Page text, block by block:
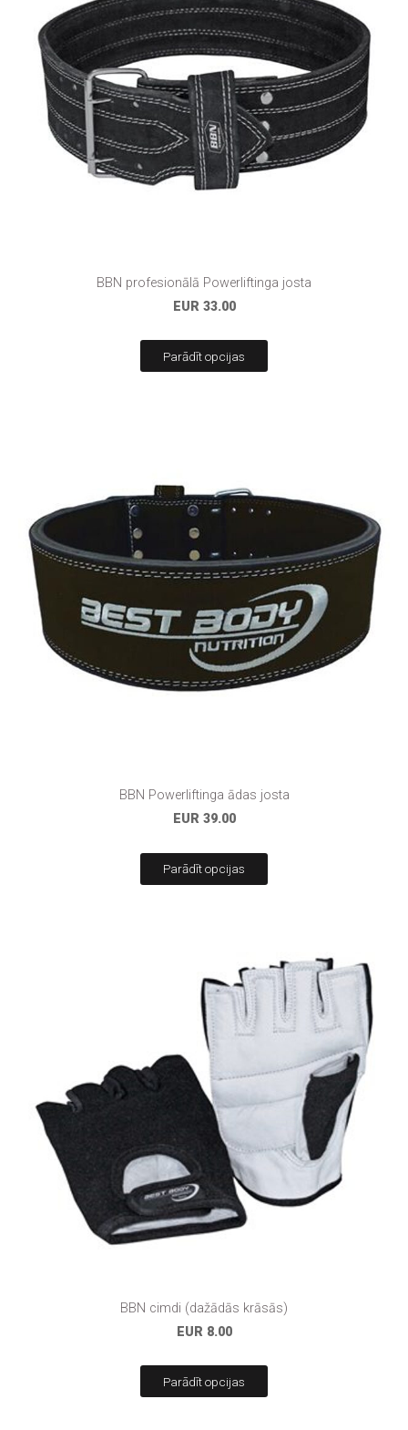
BBN profesionālā Powerliftinga josta
EUR 33.00
Parādīt opcijas
BBN Powerliftinga ādas josta
EUR 39.00
Parādīt opcijas
BBN cimdi (dažādās krāsās)
EUR 8.00
Parādīt opcijas